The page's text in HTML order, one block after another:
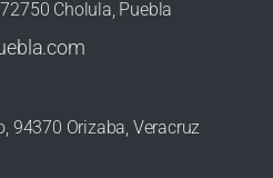
Cholula, Puebla
94370 Orizaba, Veracruz